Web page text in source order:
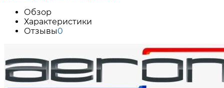
Обзор
Характеристики
Отзывы0